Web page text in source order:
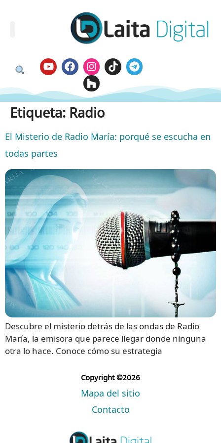
Etiqueta: Radio
El Misterio de Radio María: porqué se escucha en
todas partes
Descubre el misterio detrás de las ondas de Radio
María, la emisora que parece llegar donde ninguna
otra lo hace. Conoce cómo su estrategia
Copyright ©2026
Mapa del sitio
Contacto